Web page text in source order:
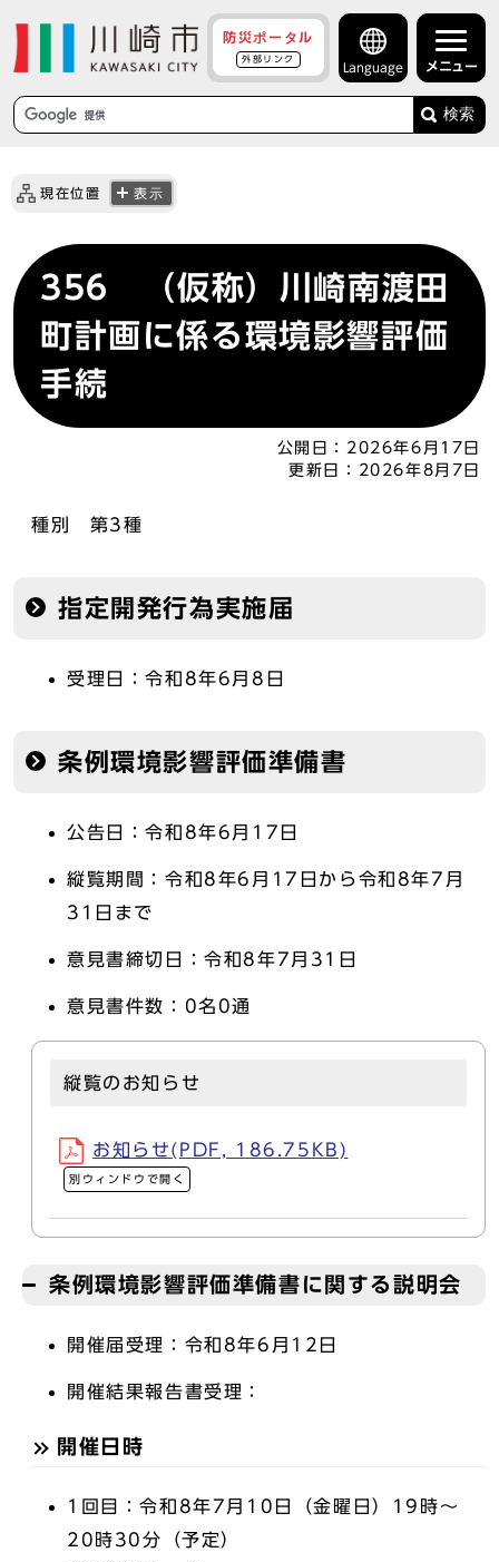
防災ポータル
外部リンク
Language メニュー
検索
現在位置 表示
356 （仮称）川崎南渡田
町計画に係る環境影響評価
手続
公開日： 2026年6月17日
更新日：
2026年8月7日
種別 第3種
指定開発行為実施届
受理日：令和8年6月8日
条例環境影響評価準備書
公告日：令和8年6月17日
縦覧期間：令和8年6月17日から令和8年7月
31日まで
意見書締切日：令和8年7月31日
意見書件数：0名0通
縦覧のお知らせ
お知らせ(PDF, 186.75KB)
別ウィンドウで開く
条例環境影響評価準備書に関する説明会
開催届受理：令和8年6月12日
開催結果報告書受理：
開催日時
1回目：令和8年7月10日（金曜日）19時～
20時30分（予定）